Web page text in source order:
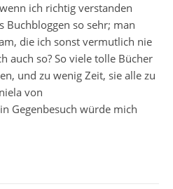
ich richtig verstanden
Buchbloggen so sehr; man
die ich sonst vermutlich nie
auch so? So viele tolle Bücher
und zu wenig Zeit, sie alle zu
von
Gegenbesuch würde mich